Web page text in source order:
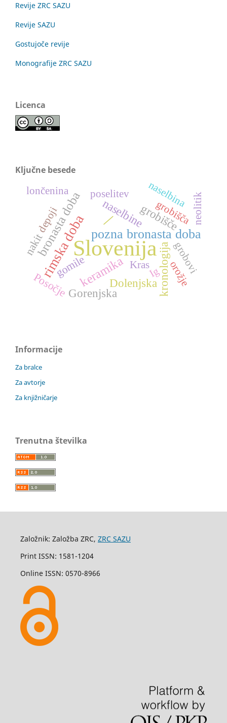
Revije ZRC SAZU
Revije SAZU
Gostujoče revije
Monografije ZRC SAZU
Licenca
Ključne besede
Slovenija
/
rimska doba pozna bronasta doba
bronasta doba
keramika kronologija
Dolenjska
Gorenjska
naselbinegrobišče
Posočje
gomile
nakit
grobišča
poselitev naselbina
grobovi
lončenina
Kras
depoji
Ig orožje
neolitik
Informacije
Za bralce
Za avtorje
Za knjižničarje
Trenutna številka
Založnik: Založba ZRC, ZRC SAZU
Print ISSN: 1581-1204
Online ISSN: 0570-8966